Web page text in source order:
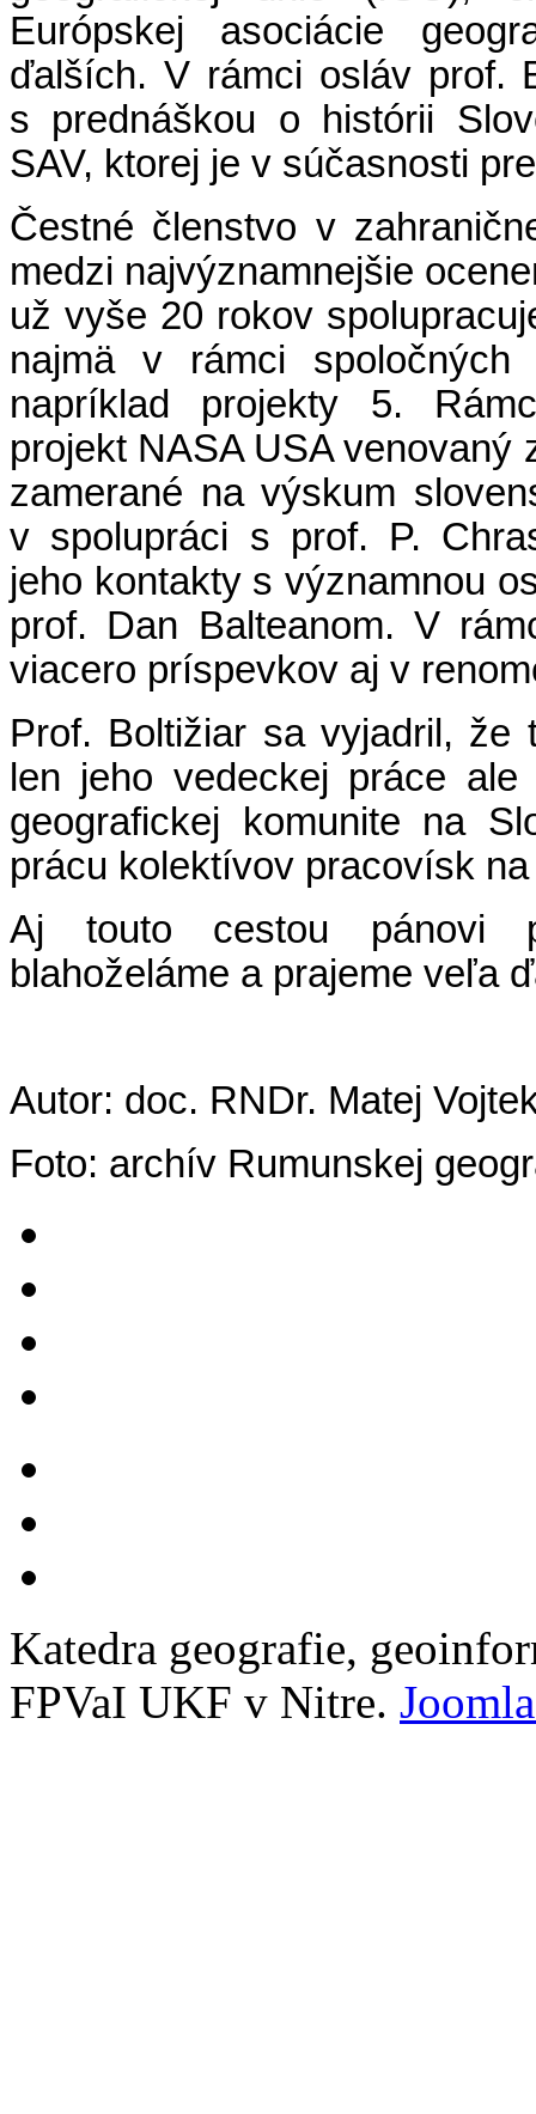
Európskej asociácie
ďalších. V rámci osláv prof.
s prednáškou o histórii
SAV, ktorej je v súčasnosti
Čestné členstvo v
medzi najvýznamnejšie
už vyše 20 rokov
najmä v rámci spoločných
napríklad projekty 5.
projekt NASA USA venovaný
zamerané na výskum
v spolupráci s prof. P.
jeho kontakty s významnou
prof. Dan Balteanom. V
viacero príspevkov aj v
Prof. Boltižiar sa vyjadril, že
len jeho vedeckej práce
geografickej komunite na
prácu kolektívov pracovísk
Aj touto cestou pánovi
blahoželáme a prajeme veľa
Autor: doc. RNDr. Matej
Foto: archív Rumunskej
Katedra geografie,
FPVaI UKF v Nitre.